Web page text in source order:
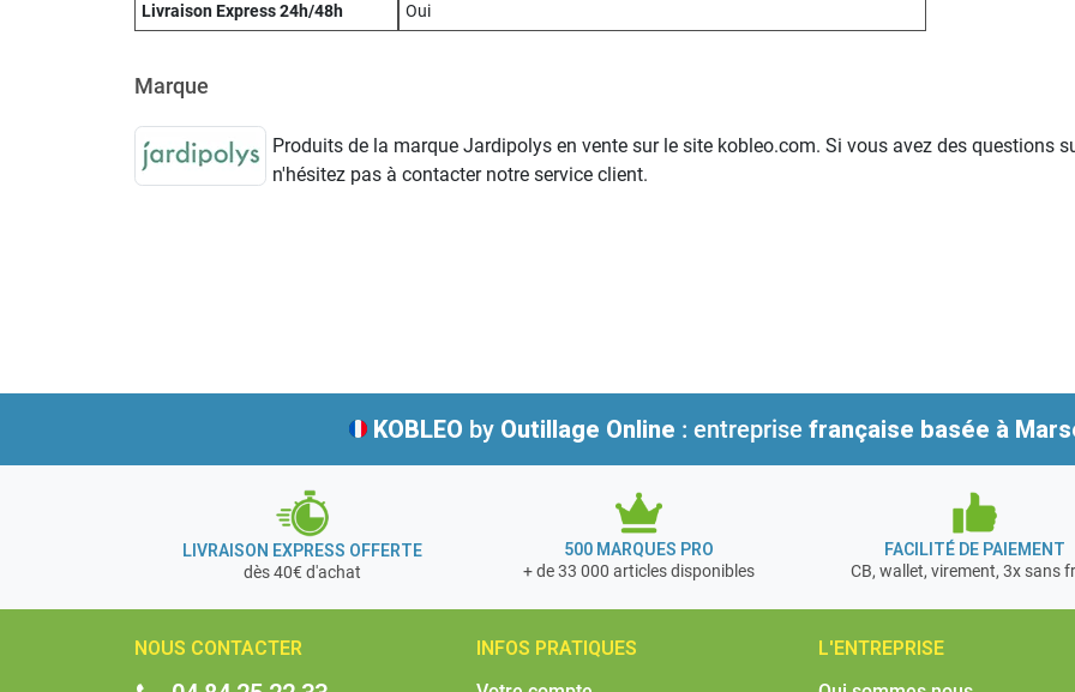
Livraison Express 24h/48h
Oui
Marque
Produits de la marque Jardipolys en vente sur le site kobleo.com. Si vous avez des questions
n'hésitez pas à contacter notre service client.
KOBLEO by Outillage Online : entreprise française basée à
LIVRAISON EXPRESS OFFERTE
dès 40€ d'achat
500 MARQUES PRO
+ de 33 000 articles disponibles
FACILITÉ DE PAIEMENT
CB, wallet, virement, 3x sans
NOUS CONTACTER
INFOS PRATIQUES
L'ENTREPRISE